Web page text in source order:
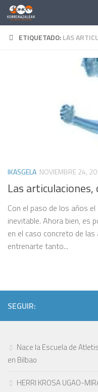
Saltar al contenido
ETIQUETADO:LAS
IKASGELA NOVIEMBRE 24,
Las
Con el paso de los años
inevitable. Ahora bien, es
en el caso concreto de
entrenarte tanto...
SEGUIR:
Nace la Escuela de
en Bilbao
HERRI KROSA UGAO-